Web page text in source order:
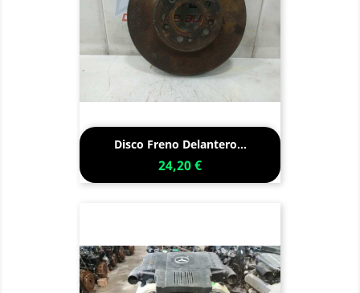
Disco Freno Delantero...
24,20 €